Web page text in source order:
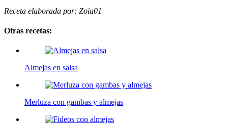
Receta elaborada por: Zoia01
Otras recetas:
Almejas en salsa
Merluza con gambas y almejas